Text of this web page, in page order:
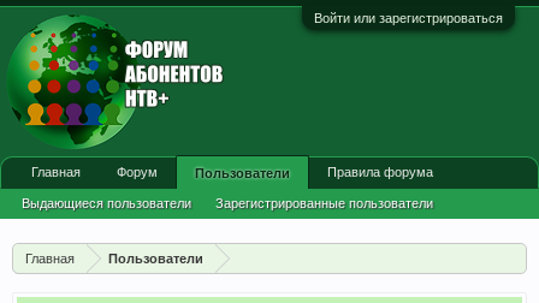
Войти или зарегистрироваться
Главная Пользователи
Главная Форум Пользователи
Выдающиеся пользователи Зарегистрированные пользователи
Новые сообщения профиля
Правила форума